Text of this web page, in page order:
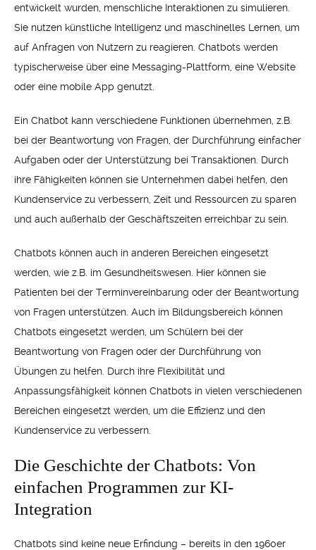
entwickelt wurden, menschliche Interaktionen zu simulieren.
Sie nutzen künstliche Intelligenz und maschinelles Lernen, um
auf Anfragen von Nutzern zu reagieren. Chatbots werden
typischerweise über eine Messaging-Plattform, eine Website
oder eine mobile App genutzt.
Ein Chatbot kann verschiedene Funktionen übernehmen, z.B.
bei der Beantwortung von Fragen, der Durchführung einfacher
Aufgaben oder der Unterstützung bei Transaktionen. Durch
ihre Fähigkeiten können sie Unternehmen dabei helfen, den
Kundenservice zu verbessern, Zeit und Ressourcen zu sparen
und auch außerhalb der Geschäftszeiten erreichbar zu sein.
Chatbots können auch in anderen Bereichen eingesetzt
werden, wie z.B. im Gesundheitswesen. Hier können sie
Patienten bei der Terminvereinbarung oder der Beantwortung
von Fragen unterstützen. Auch im Bildungsbereich können
Chatbots eingesetzt werden, um Schülern bei der
Beantwortung von Fragen oder der Durchführung von
Übungen zu helfen. Durch ihre Flexibilität und
Anpassungsfähigkeit können Chatbots in vielen verschiedenen
Bereichen eingesetzt werden, um die Effizienz und den
Kundenservice zu verbessern.
Die Geschichte der Chatbots: Von
einfachen Programmen zur KI-
Integration
Chatbots sind keine neue Erfindung – bereits in den 1960er